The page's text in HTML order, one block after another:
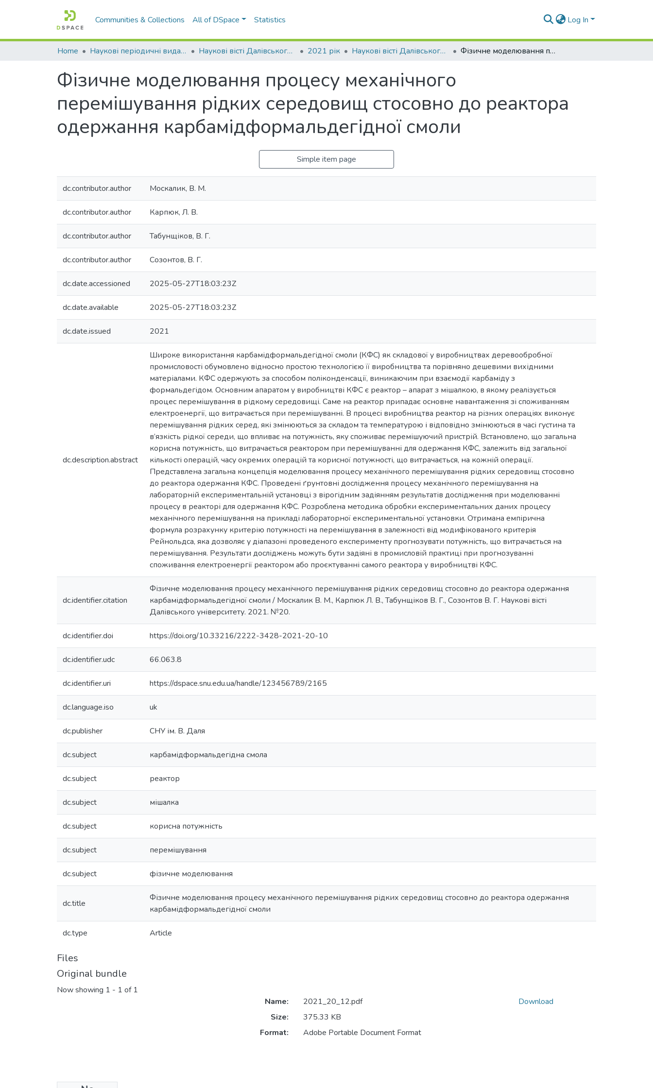
Communities & Collections All of DSpace Statistics Log In
Home Наукові періодичні видання СНУ ім. В. Даля Наукові вісті Далівського університету 2021 рік Наукові вісті Далівського університету № 20 Фізичне моделювання процесу механічного перемішування рідких середовищ стосовно до реактора одержання карбамідформальдегідної смоли
Фізичне моделювання процесу механічного
перемішування рідких середовищ стосовно до реактора
одержання карбамідформальдегідної смоли
Simple item page
dc.contributor.author Москалик, В. М.
dc.contributor.author Карпюк, Л. В.
dc.contributor.author Табунщіков, В. Г.
dc.contributor.author Созонтов, В. Г.
dc.date.accessioned 2025-05-27T18:03:23Z
dc.date.available 2025-05-27T18:03:23Z
dc.date.issued 2021
dc.description.abstract
Широке використання карбамідформальдегідної смоли (КФС) як складової у виробництвах деревообробної
промисловості обумовлено відносно простою технологією її виробництва та порівняно дешевими вихідними
матеріалами. КФС одержують за способом поліконденсації, виникаючим при взаємодії карбаміду з
формальдегідом. Основним апаратом у виробництві КФС є реактор – апарат з мішалкою, в якому реалізується
процес перемішування в рідкому середовищі. Саме на реактор припадає основне навантаження зі споживанням
електроенергії, що витрачається при перемішуванні. В процесі виробництва реактор на різних операціях виконує
перемішування рідких серед, які змінюються за складом та температурою і відповідно змінюються в часі густина та
в’язкість рідкої середи, що впливає на потужність, яку споживає перемішуючий пристрій. Встановлено, що загальна
корисна потужність, що витрачається реактором при перемішуванні для одержання КФС, залежить від загальної
кількості операцій, часу окремих операцій та корисної потужності, що витрачається, на кожній операції.
Представлена загальна концепція моделювання процесу механічного перемішування рідких середовищ стосовно
до реактора одержання КФС. Проведені ґрунтовні дослідження процесу механічного перемішування на
лабораторній експериментальній установці з вірогідним задіянням результатів дослідження при моделюванні
процесу в реакторі для одержання КФС. Розроблена методика обробки експериментальних даних процесу
механічного перемішування на прикладі лабораторної експериментальної установки. Отримана емпірична
формула розрахунку критерію потужності на перемішування в залежності від модифікованого критерія
Рейнольдса, яка дозволяє у діапазоні проведеного експерименту прогнозувати потужність, що витрачається на
перемішування. Результати досліджень можуть бути задіяні в промисловій практиці при прогнозуванні
споживання електроенергії реактором або проєктуванні самого реактора у виробництві КФС.
dc.identifier.citation
Фізичне моделювання процесу механічного перемішування рідких середовищ стосовно до реактора одержання
карбамідформальдегідної смоли / Москалик В. М., Карпюк Л. В., Табунщіков В. Г., Созонтов В. Г. Наукові вісті
Далівського університету. 2021. №20.
dc.identifier.doi https://doi.org/10.33216/2222-3428-2021-20-10
dc.identifier.udc 66.063.8
dc.identifier.uri https://dspace.snu.edu.ua/handle/123456789/2165
dc.language.iso uk
dc.publisher СНУ ім. В. Даля
dc.subject карбамідформальдегідна смола
dc.subject реактор
dc.subject мішалка
dc.subject корисна потужність
dc.subject перемішування
dc.subject фізичне моделювання
dc.title
Фізичне моделювання процесу механічного перемішування рідких середовищ стосовно до реактора одержання
карбамідформальдегідної смоли
dc.type Article
Files
Original bundle
Now showing 1 - 1 of 1
Name:
2021_20_12.pdf
Size:
375.33 KB
Format:
Adobe Portable Document Format
Download